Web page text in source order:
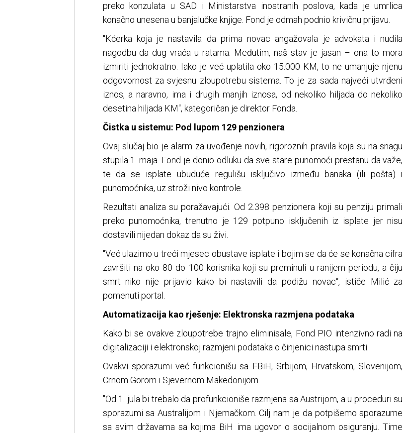
preko konzulata u SAD i Ministarstva inostranih poslova, kada je umrlica
konačno unesena u banjalučke knjige. Fond je odmah podnio krivičnu prijavu.
"Kćerka koja je nastavila da prima novac angažovala je advokata i nudila
nagodbu da dug vraća u ratama. Međutim, naš stav je jasan – ona to mora
izmiriti jednokratno. Iako je već uplatila oko 15.000 KM, to ne umanjuje njenu
odgovornost za svjesnu zloupotrebu sistema. To je za sada najveći utvrđeni
iznos, a naravno, ima i drugih manjih iznosa, od nekoliko hiljada do nekoliko
desetina hiljada KM“, kategoričan je direktor Fonda.
Čistka u sistemu: Pod lupom 129 penzionera
Ovaj slučaj bio je alarm za uvođenje novih, rigoroznih pravila koja su na snagu
stupila 1. maja. Fond je donio odluku da sve stare punomoći prestanu da važe,
te da se isplate ubuduće regulišu isključivo između banaka (ili pošta) i
punomoćnika, uz stroži nivo kontrole.
Rezultati analiza su poražavajući. Od 2.398 penzionera koji su penziju primali
preko punomoćnika, trenutno je 129 potpuno isključenih iz isplate jer nisu
dostavili nijedan dokaz da su živi.
"Već ulazimo u treći mjesec obustave isplate i bojim se da će se konačna cifra
završiti na oko 80 do 100 korisnika koji su preminuli u ranijem periodu, a čiju
smrt niko nije prijavio kako bi nastavili da podižu novac“, ističe Milić za
pomenuti portal.
Automatizacija kao rješenje: Elektronska razmjena podataka
Kako bi se ovakve zloupotrebe trajno eliminisale, Fond PIO intenzivno radi na
digitalizaciji i elektronskoj razmjeni podataka o činjenici nastupa smrti.
Ovakvi sporazumi već funkcionišu sa FBiH, Srbijom, Hrvatskom, Slovenijom,
Crnom Gorom i Sjevernom Makedonijom.
"Od 1. jula bi trebalo da profunkcioniše razmjena sa Austrijom, a u proceduri su
sporazumi sa Australijom i Njemačkom. Cilj nam je da potpišemo sporazume
sa svim državama sa kojima BiH ima ugovor o socijalnom osiguranju. Time